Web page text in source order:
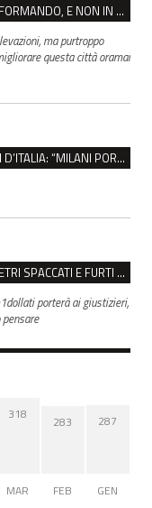
IL CENTRO STORICO DI REGGIO SI STA TRASFORMANDO, E NON IN MEGLIO
ma purtroppo
questa città oramai
HELLWATT, SCONTRO SENZA FINE. FRATELLI D’ITALIA: “MILANI PORTA DOCUMENTI, DE FRANCO INSULTI”
REGGIO, PIAZZALE EUROPA È UN INCUBO: VETRI SPACCATI E FURTI SULLE AUTO IN SOSTA
porterà ai giustizieri,
318
MAR
283
FEB
287
GEN